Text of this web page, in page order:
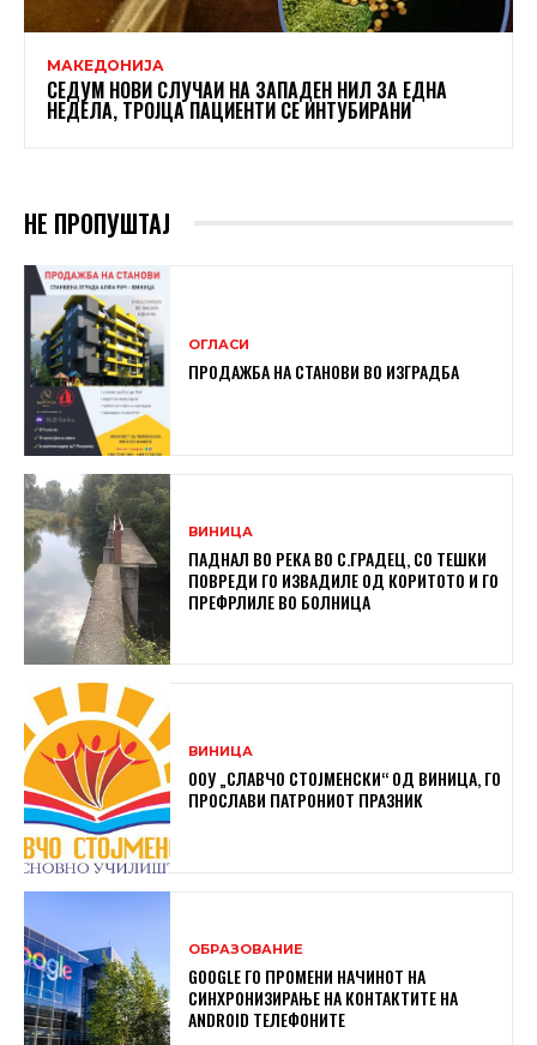
МАКЕДОНИЈА
СЕДУМ НОВИ СЛУЧАИ НА ЗАПАДЕН НИЛ ЗА ЕДНА
НЕДЕЛА, ТРОЈЦА ПАЦИЕНТИ СЕ ИНТУБИРАНИ
НЕ ПРОПУШТАЈ
ОГЛАСИ
ПРОДАЖБА НА СТАНОВИ ВО ИЗГРАДБА
ВИНИЦА
ПАДНАЛ ВО РЕКА ВО С.ГРАДЕЦ, СО ТЕШКИ
ПОВРЕДИ ГО ИЗВАДИЛЕ ОД КОРИТОТО И ГО
ПРЕФРЛИЛЕ ВО БОЛНИЦА
ВИНИЦА
ООУ „СЛАВЧО СТОЈМЕНСКИ“ ОД ВИНИЦА, ГО
ПРОСЛАВИ ПАТРОНИОТ ПРАЗНИК
ОБРАЗОВАНИЕ
GOOGLE ГО ПРОМЕНИ НАЧИНОТ НА
СИНХРОНИЗИРАЊЕ НА КОНТАКТИТЕ НА
ANDROID ТЕЛЕФОНИТЕ